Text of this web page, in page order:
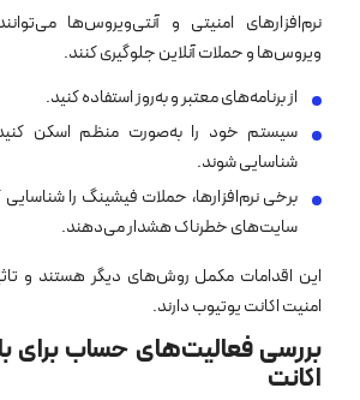
نرم‌افزارهای امنیتی و آنتی‌ویروس‌ها
ویروس‌ها و حملات آنلاین جلوگیری کنند.
از برنامه‌های معتبر و به‌روز استفاده کنید.
سیستم خود را به‌صورت منظم اسکن
شناسایی شوند.
برخی نرم‌افزارها، حملات فیشینگ را شناسایی
سایت‌های خطرناک هشدار می‌دهند.
این اقدامات مکمل روش‌های دیگر هستند و
امنیت اکانت یوتیوب دارند.
بررسی فعالیت‌های حساب برای
اکانت